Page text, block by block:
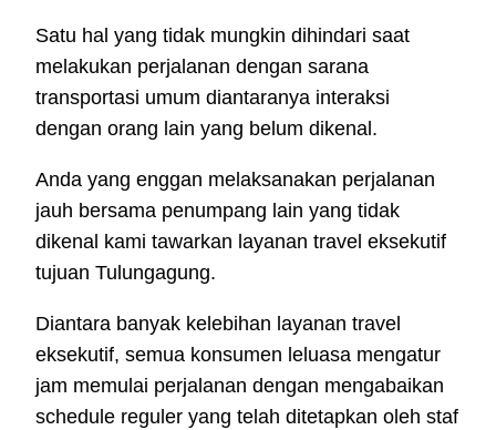
Satu hal yang tidak mungkin dihindari saat
melakukan perjalanan dengan sarana
transportasi umum diantaranya interaksi
dengan orang lain yang belum dikenal.
Anda yang enggan melaksanakan perjalanan
jauh bersama penumpang lain yang tidak
dikenal kami tawarkan layanan travel eksekutif
tujuan Tulungagung.
Diantara banyak kelebihan layanan travel
eksekutif, semua konsumen leluasa mengatur
jam memulai perjalanan dengan mengabaikan
schedule reguler yang telah ditetapkan oleh staf